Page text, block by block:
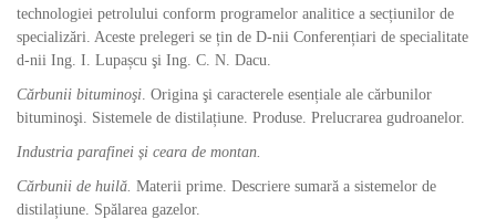
technologiei petrolului conform programelor analitice a secțiunilor de
specializări. Aceste prelegeri se țin de D-nii Conferențiari de specialitate
d-nii Ing. I. Lupașcu şi Ing. C. N. Dacu.
Cărbunii bituminoşi. Origina şi caracterele esențiale ale cărbunilor
bituminoşi. Sistemele de distilațiune. Produse. Prelucrarea gudroanelor.
Industria parafinei și ceara de montan.
Cărbunii de huilă. Materii prime. Descriere sumară a sistemelor de
distilațiune. Spălarea gazelor.